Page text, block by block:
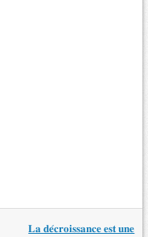
𝐋𝐚 𝐝𝐞́𝐜𝐫𝐨𝐢𝐬𝐬𝐚𝐧𝐜𝐞 𝐞𝐬𝐭 𝐮𝐧𝐞